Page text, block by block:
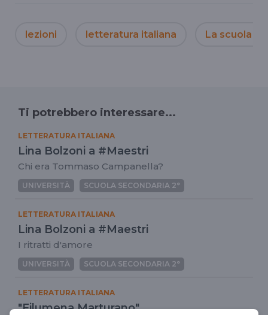
lezioni letteratura italiana La scuola in
Ti potrebbero interessare...
LETTERATURA ITALIANA
Lina Bolzoni a #Maestri
Chi era Tommaso Campanella?
UNIVERSITÀ SCUOLA SECONDARIA 2°
LETTERATURA ITALIANA
Lina Bolzoni a #Maestri
I ritratti d'amore
UNIVERSITÀ SCUOLA SECONDARIA 2°
LETTERATURA ITALIANA
"Filumena Marturano"